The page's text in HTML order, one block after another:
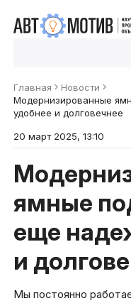
Главная
Новости
Модернизированные
удобнее и долговечнее
20 март 2025, 13:10
ямные
еще
и
Мы постоянно